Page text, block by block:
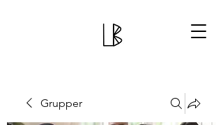
Grupper